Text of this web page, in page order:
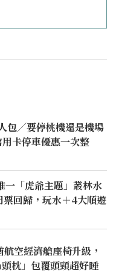
包／要停桃機還是機場
卡停車優惠一次整
一「虎爺主題」叢林水
回歸，玩水＋4大順遊
空經濟艙座椅升級，
枕」包覆頭頸超好睡